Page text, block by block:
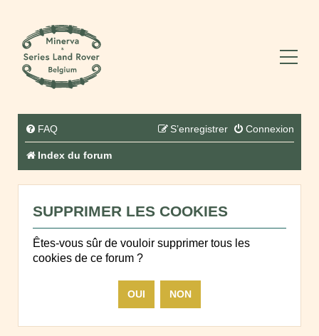
FAQ Connexion
S’enregistrer
Index du forum
SUPPRIMER LES COOKIES
Êtes-vous sûr de vouloir supprimer tous les
cookies de ce forum ?